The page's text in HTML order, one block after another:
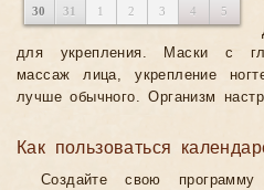
30 31 1 2 3 4 5
для укрепления. Маски с
массаж лица, укрепление
лучше обычного. Организм
Как пользоваться
Создайте свою